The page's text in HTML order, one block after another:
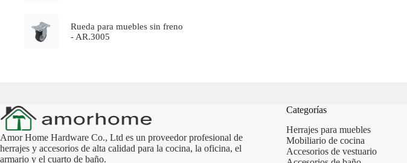
Rueda para muebles sin freno
- AR.3005
Amor Home Hardware Co., Ltd es un proveedor profesional de
herrajes y accesorios de alta calidad para la cocina, la oficina, el
armario y el cuarto de baño.
Categorías
Herrajes para muebles
Mobiliario de cocina
Accesorios de vestuario